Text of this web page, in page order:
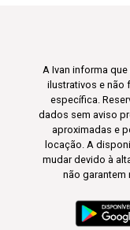
A Ivan informa
ilustrativos e não
específica.
dados sem aviso
aproximadas e
locação. A
mudar devido à
não garantem